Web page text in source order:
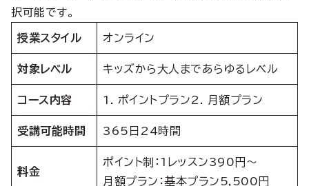
択可能です。
授業スタイル オンライン
対象レベル キッズから大人まであらゆるレベル
コース内容 1. ポイントプラン2. 月額プラン
受講可能時間 365日24時間
料金
ポイント制：1レッスン390円〜
月額プラン：基本プラン5,500円